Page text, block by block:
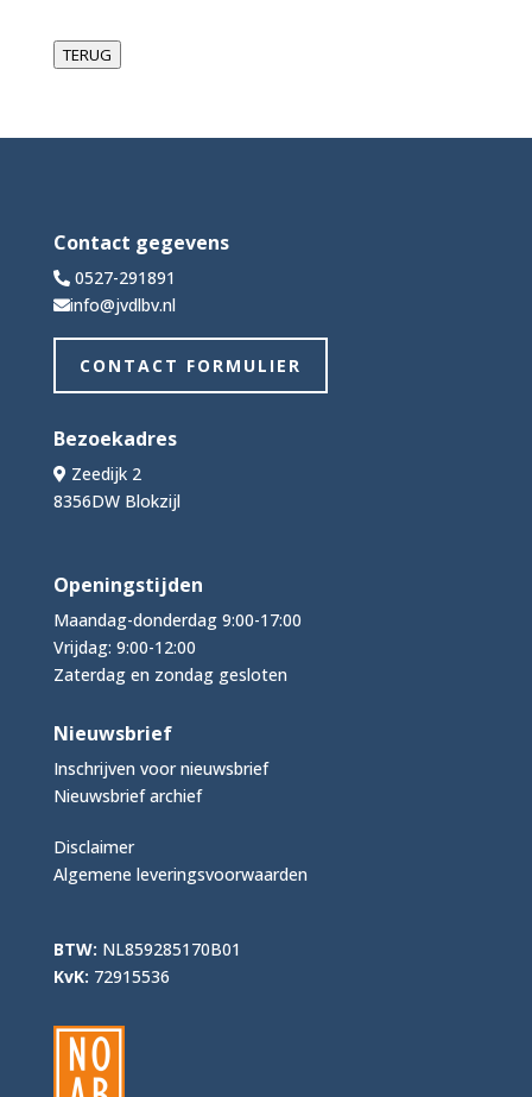
TERUG
Contact gegevens
0527-291891
info@jvdlbv.nl
CONTACT FORMULIER
Bezoekadres
Zeedijk 2
8356DW Blokzijl
Openingstijden
Maandag-donderdag 9:00-17:00
Vrijdag: 9:00-12:00
Zaterdag en zondag gesloten
Nieuwsbrief
Inschrijven voor nieuwsbrief
Nieuwsbrief archief
Disclaimer
Algemene leveringsvoorwaarden
BTW: NL859285170B01
KvK: 72915536